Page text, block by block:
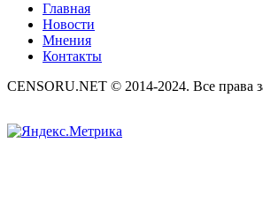
Главная
Новости
Мнения
Контакты
CENSORU.NET © 2014-2024. Все права